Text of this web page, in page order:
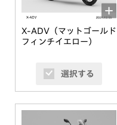
X-ADV（マットゴールド
フィンチイエロー）
選択する